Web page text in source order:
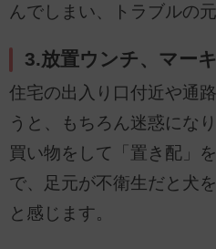
んでしまい、トラブルの
3.放置ウンチ、マー
住宅の出入り口付近や通
うと、もちろん迷惑にな
買い物をして「置き配」
で、足元が不衛生だと犬
と感じます。